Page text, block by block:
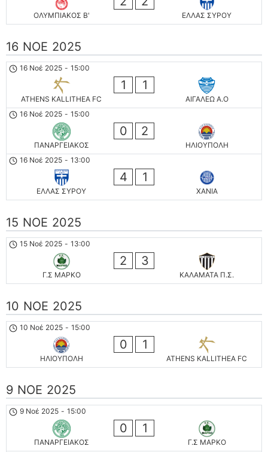
ΟΛΥΜΠΙΑΚΟΣ Β' ΕΛΛΑΣ ΣΥΡΟΥ
16 ΝΟΈ 2025
16 Νοέ 2025 - 15:00
ATHENS KALLITHEA FC
1 1
ΑΙΓΑΛΕΩ A.O
16 Νοέ 2025 - 15:00
ΠΑΝΑΡΓΕΙΑΚΟΣ
0 2
ΗΛΙΟΥΠΟΛΗ
16 Νοέ 2025 - 13:00
ΕΛΛΑΣ ΣΥΡΟΥ
4 1
ΧΑΝΙΑ
15 ΝΟΈ 2025
15 Νοέ 2025 - 13:00
Γ.Σ ΜΑΡΚΟ
2 3
ΚΑΛΑΜΑΤΑ Π.Σ.
10 ΝΟΈ 2025
10 Νοέ 2025 - 15:00
ΗΛΙΟΥΠΟΛΗ
0 1
ATHENS KALLITHEA FC
9 ΝΟΈ 2025
9 Νοέ 2025 - 15:00
ΠΑΝΑΡΓΕΙΑΚΟΣ
0 1
Γ.Σ ΜΑΡΚΟ